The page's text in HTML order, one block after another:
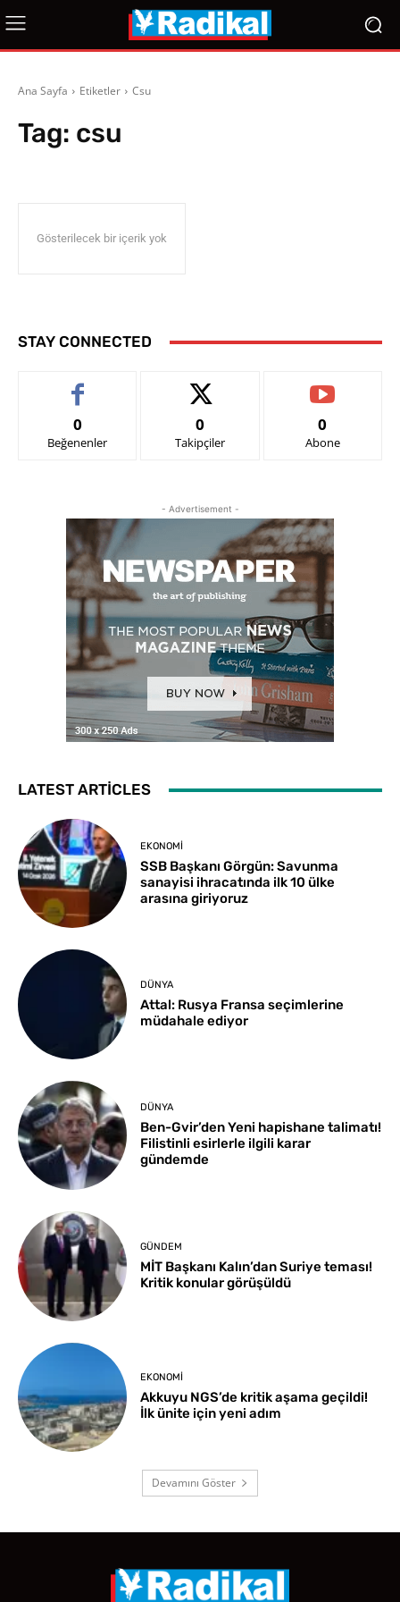
Ana Sayfa Etiketler Csu
Tag: csu
Gösterilecek bir içerik yok
STAY CONNECTED
0
Beğenenler
0
Takipçiler
0
Abone
- Advertisement -
LATEST ARTICLES
EKONOMI
SSB Başkanı Görgün: Savunma
sanayisi ihracatında ilk 10 ülke
arasına giriyoruz
DÜNYA
Attal: Rusya Fransa seçimlerine
müdahale ediyor
DÜNYA
Ben-Gvir’den Yeni hapishane talimatı!
Filistinli esirlerle ilgili karar
gündemde
GÜNDEM
MİT Başkanı Kalın’dan Suriye teması!
Kritik konular görüşüldü
EKONOMI
Akkuyu NGS’de kritik aşama geçildi!
İlk ünite için yeni adım
Devamını Göster